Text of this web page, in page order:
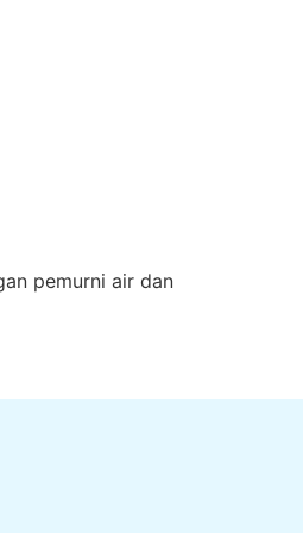
pemurni air dan